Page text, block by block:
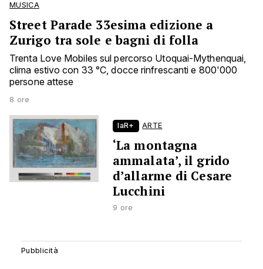
MUSICA
Street Parade 33esima edizione a
Zurigo tra sole e bagni di folla
Trenta Love Mobiles sul percorso Utoquai-Mythenquai,
clima estivo con 33 °C, docce rinfrescanti e 800'000
persone attese
8 ore
laR+ ARTE
‘La montagna
ammalata’, il grido
d’allarme di Cesare
Lucchini
9 ore